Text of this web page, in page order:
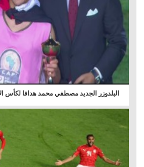
البلدوزر الجديد مصطفي محمد هدافا لكأس